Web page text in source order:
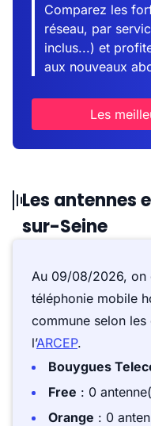
Comparez les
réseau, par
inclus...) et
aux nouveaux
Les
Les antennes
sur-Seine
Au 09/08/2026, on
téléphonie mobile
commune selon
l’ARCEP.
Bouygues
Free : 0
Orange : 0